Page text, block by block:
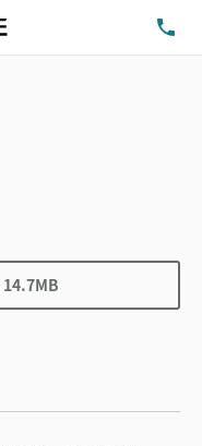
14.7MB